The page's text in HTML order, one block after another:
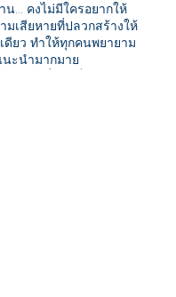
น... คงไม่มีใครอยากให้
เสียหายที่ปลวกสร้างให้
ยว ทำให้ทุกคนพยายาม
นะนำมากมาย
กันไป ซึ่งเราก็มีวิธีป้องกัน